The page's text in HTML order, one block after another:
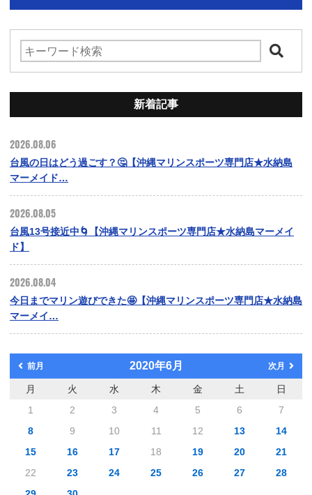
新着記事
2026.08.06
台風の日はどう過ごす？🤔【沖縄マリンスポーツ専門店★水納島
マーメイド…
2026.08.05
台風13号接近中🌀【沖縄マリンスポーツ専門店★水納島マーメイ
ド】
2026.08.04
今日までマリン遊びできた🤩【沖縄マリンスポーツ専門店★水納島
マーメイ…
前月 2020年6月 次月
月 火 水 木 金 土
日
1
2 3 4 5 6
7
8
9 10 11 12 13
14
15
16 17 18 19 20
21
22
23 24 25 26 27
28